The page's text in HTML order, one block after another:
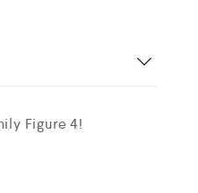
Figure 4!